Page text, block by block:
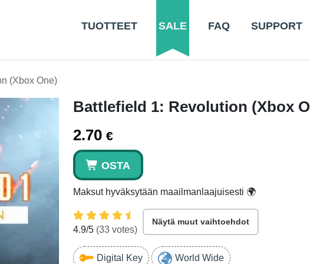
TUOTTEET SALE FAQ SUPPORT
(Xbox One)
Battlefield 1: Revolution (Xbox
2.70 €
OSTA
Maksut hyväksytään maailmanlaajuisesti 🌍
4.9/5 (33 votes)
Näytä muut vaihtoehdot
Digital Key World Wide